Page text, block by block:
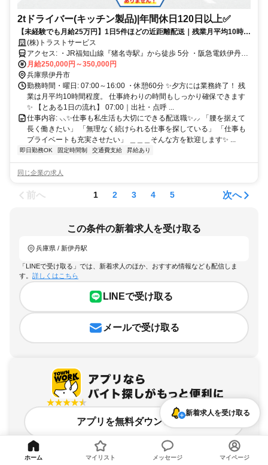
2tドライバー(キッチン製品)|年間休日120日以上✅
【未経験でも月給25万円】1日5件ほどの近距離配送｜残業月平均10時間
｜腰を据えて働ける2t配送✨
(株)トラストサービス
アクセス: ・JR福知山線『猪名寺駅』から徒歩 5分 ・阪急電鉄伊丹線
『稲野駅』から徒歩 5分 ⭕マイカー・バイク通勤OK✨
月給250,000円～350,000円
兵庫県伊丹市
勤務時間・曜日: 07:00～16:00 ・休憩60分 ✨夕方には業務終了！ 残
業は月平均10時間程度。 仕事終わりの時間もしっかり確保できます
✨ 【とある1日の流れ】 07:00｜出社・点呼 ...
仕事内容: ⸜⸜✨仕事も私生活も大切にできる配送職✨⸝⸝ 「腰を据えて
長く働きたい」 「無理なく続けられる仕事を探している」 「仕事も
プライベートも充実させたい」 ＿＿＿そんな方を歓迎します✨ ...
即日勤務OK 固定時間制 交通費支給 昇給あり
同じ企業の求人
前へ 1 2 3 4 5 次へ
この条件の新着求人を受け取る
兵庫県 / 新伊丹駅
「LINEで受け取る」では、新着求人のほか、おすすめ情報なども配信しま
す。 詳しくはこちら
LINEで受け取る
メールで受け取る
アプリを無料ダウンロード
新着求人を受け取る
ホーム マイリスト メッセージ マイページ